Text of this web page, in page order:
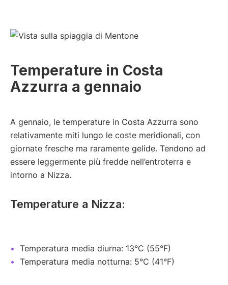
Temperature in Costa
Azzurra a gennaio
A gennaio, le temperature in Costa Azzurra sono
relativamente miti lungo le coste meridionali, con
giornate fresche ma raramente gelide. Tendono ad
essere leggermente più fredde nell’entroterra e
intorno a Nizza.
Temperature a Nizza:
Temperatura media diurna: 13°C (55°F)
Temperatura media notturna: 5°C (41°F)